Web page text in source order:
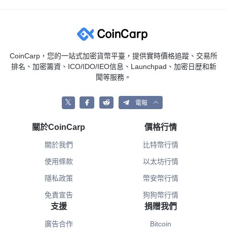
CoinCarp，您的一站式加密貨幣平臺，提供實時價格追蹤、交易所
排名、加密籌資、ICO/IDO/IEO信息、Launchpad、加密日歴和新
聞等服務。
𝕏 電報
關於CoinCarp
關於我們
使用條款
隱私政策
免責宣告
價格行情
比特幣行情
以太坊行情
幣安幣行情
狗狗幣行情
支援
廣告合作
捐贈我們
Bitcoin